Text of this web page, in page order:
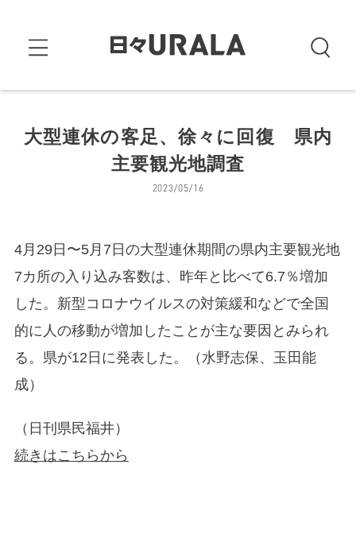
大型連休の客足、徐々に回復 県内
主要観光地調査
2023/05/16
4月29日〜5月7日の大型連休期間の県内主要観光地
7カ所の入り込み客数は、昨年と比べて6.7％増加
した。新型コロナウイルスの対策緩和などで全国
的に人の移動が増加したことが主な要因とみられ
る。県が12日に発表した。（水野志保、玉田能
成）
（日刊県民福井）
続きはこちらから